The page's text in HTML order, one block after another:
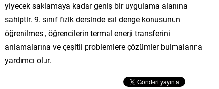
yiyecek saklamaya kadar geniş bir uygulama alanına
sahiptir. 9. sınıf fizik dersinde ısıl denge konusunun
öğrenilmesi, öğrencilerin termal enerji transferini
anlamalarına ve çeşitli problemlere çözümler bulmalarına
yardımcı olur.